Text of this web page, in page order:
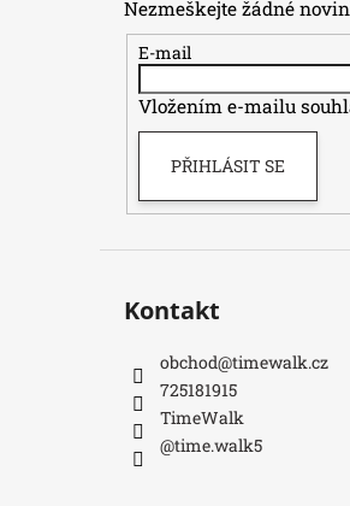
Nezmeškejte žádné
E-mail
Vložením e-mailu
PŘIHLÁSIT SE
Kontakt
obchod@timewalk.cz
725181915
TimeWalk
@time.walk5